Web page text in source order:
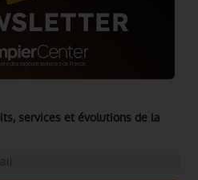
services et évolutions de la